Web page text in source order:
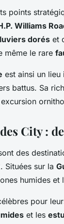
points
Williams
dorés et
même le rare
est ainsi un
battus. Sa
City :
des
Situées sur la
humides et
pour
et les